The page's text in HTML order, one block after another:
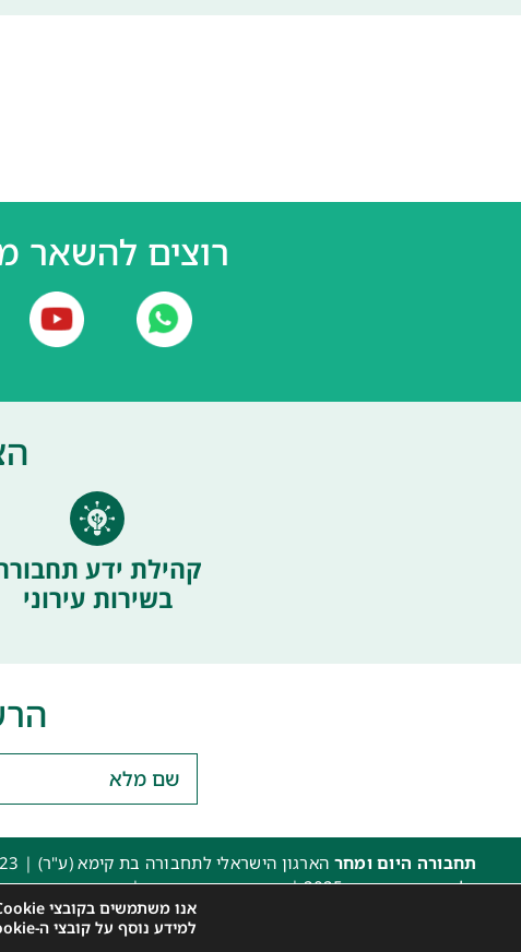
רוצים להשאר
קהילת ידע
בשירות עירוני
תחבורה היום ומחר הארגון הישראלי לתחבורה בת קימא (ע"ר) |
כל הזכויות שמורות 2025 |
הצהרת נגישות האתר|מדיניות פרטיות
איפיון, פיתוח ותכנות: קובי משיח – Msiteאנו משתמשים בקובצי Cookie כדי לספק לך את חוויית הגלישה הטובה ביותר באתר שלנו.
למידע נוסף על קובצי ה-Cookie שאנו משתמשים בהם או לכבות אותם